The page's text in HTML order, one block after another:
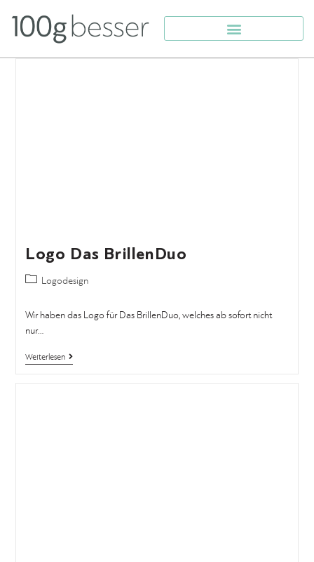
Logo Das BrillenDuo
Logodesign
Wir haben das Logo für Das BrillenDuo, welches ab sofort nicht
nur…
Weiterlesen